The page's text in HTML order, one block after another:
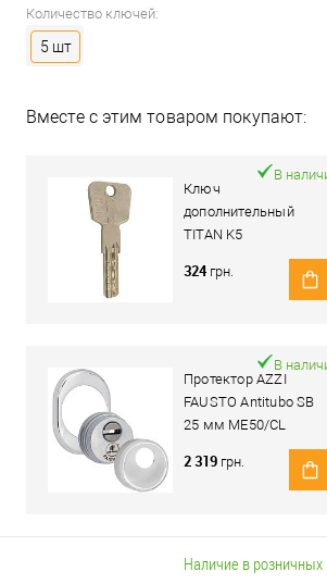
Количество ключей:
5 шт
Вместе с этим товаром покупают:
Ключ
дополнительный
TITAN K5
В
324 грн.
Протектор AZZI
FAUSTO Antitubo SB
25 мм ME50/CL
овальный стандарт
хром полированный
В
2 319 грн.
Наличие в розничных